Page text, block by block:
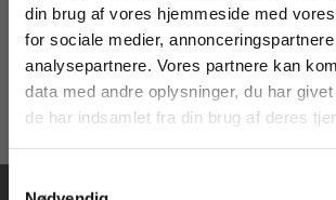
din brug af vores hjemmeside med
for sociale medier,
analysepartnere. Vores partnere kan
data med andre oplysninger, du har
de har indsamlet fra din brug af deres
60,00 KR.
For privatkunder og
studerende. Du får
vist priser inkl.
For
får vist